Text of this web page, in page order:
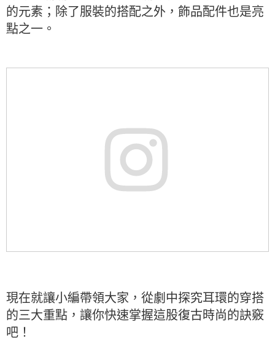
的元素；除了服裝的搭配之外，飾品配件也是亮
點之一。
現在就讓小編帶領大家，從劇中探究耳環的穿搭
的三大重點，讓你快速掌握這股復古時尚的訣竅
吧！